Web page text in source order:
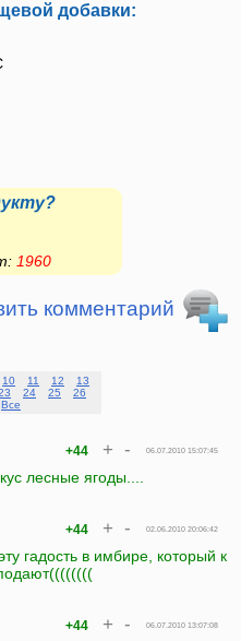
добавки:
1960
комментарий
10 11 12
13
24 25
26
Все
06.07.2010 15:07:45
+44 + -
лесные ягоды....
02.06.2010 20:06:42
+44 + -
гадость в имбире, который к
06.07.2010 13:07:08
+44 + -